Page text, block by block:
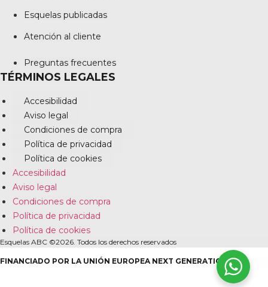
Esquelas publicadas
Atención al cliente
Preguntas frecuentes
TÉRMINOS LEGALES
Accesibilidad
Aviso legal
Condiciones de compra
Política de privacidad
Política de cookies
Accesibilidad
Aviso legal
Condiciones de compra
Política de privacidad
Política de cookies
Esquelas ABC ©2026. Todos los derechos reservados
FINANCIADO POR LA UNIÓN EUROPEA NEXT GENERATION EU